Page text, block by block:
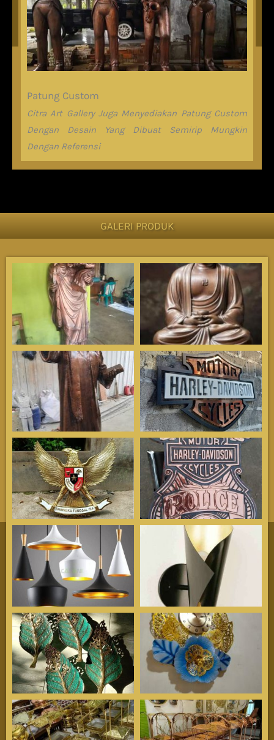
Patung Custom
Citra Art Gallery Juga Menyediakan Patung Custom
Dengan Desain Yang Dibuat Semirip Mungkin
Dengan Referensi
GALERI PRODUK